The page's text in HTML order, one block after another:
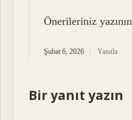
Önerileriniz yazının
Şubat 6, 2026 Yanıtla
Bir yanıt yazın